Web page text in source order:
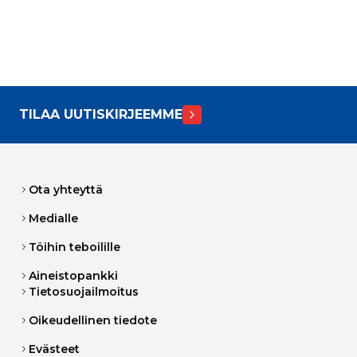
TILAA UUTISKIRJEEMME
Ota yhteyttä
Medialle
Töihin teboilille
Aineistopankki
Tietosuojailmoitus
Oikeudellinen tiedote
Evästeet